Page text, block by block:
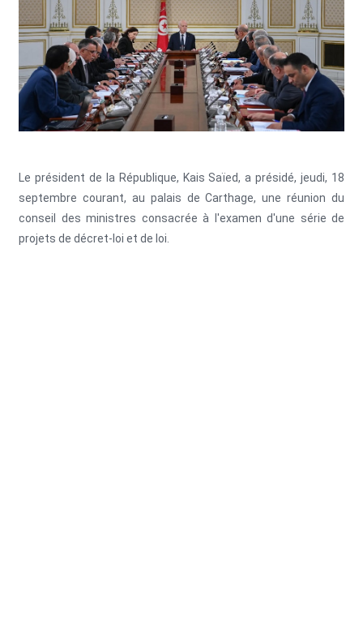
Le président de la République, Kais Saïed, a présidé, jeudi, 18
septembre courant, au palais de Carthage, une réunion du
conseil des ministres consacrée à l'examen d'une série de
projets de décret-loi et de loi.